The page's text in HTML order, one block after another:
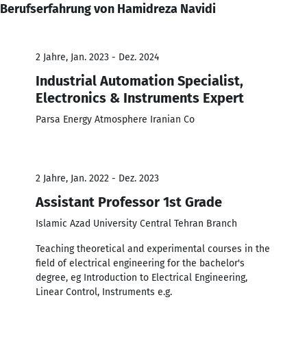
Berufserfahrung von Hamidreza Navidi
2 Jahre, Jan. 2023 - Dez. 2024
Industrial Automation Specialist,
Electronics & Instruments Expert
Parsa Energy Atmosphere Iranian Co
2 Jahre, Jan. 2022 - Dez. 2023
Assistant Professor 1st Grade
Islamic Azad University Central Tehran Branch
Teaching theoretical and experimental courses in the
field of electrical engineering for the bachelor's
degree, eg Introduction to Electrical Engineering,
Linear Control, Instruments e.g.